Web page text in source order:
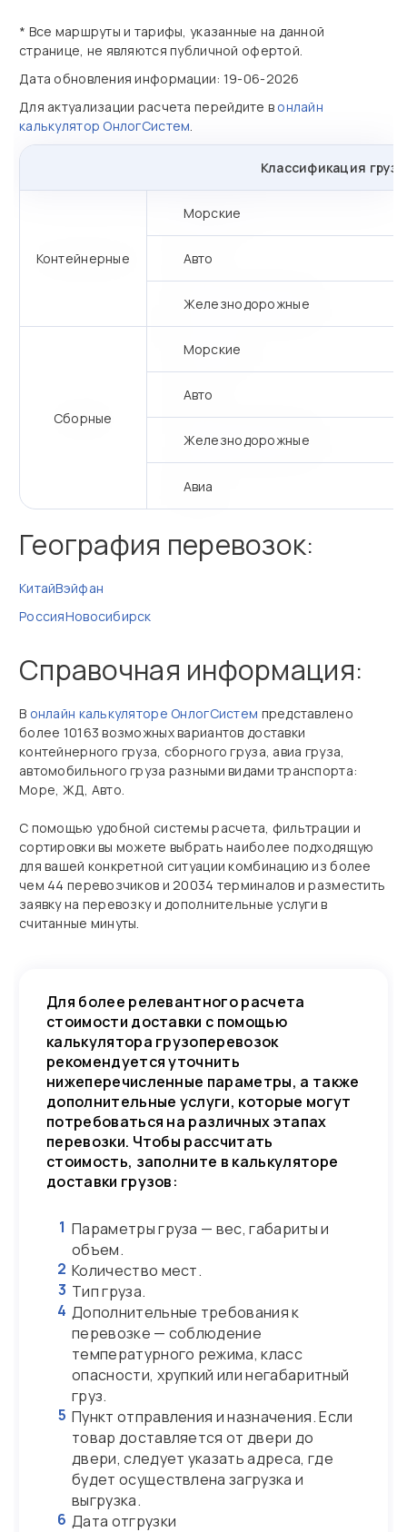
* Все маршруты и тарифы, указанные на данной
странице, не являются публичной офертой.
Дата обновления информации: 19-06-2026
Для актуализации расчета перейдите в онлайн
калькулятор ОнлогСистем.
Классификация
Контейнерные
Морские
Авто
Железнодорожные
Сборные
Морские
Авто
Железнодорожные
Авиа
География перевозок:
КитайВэйфан
РоссияНовосибирск
Справочная информация:
В онлайн калькуляторе ОнлогСистем представлено
более 10163 возможных вариантов доставки
контейнерного груза, сборного груза, авиа груза,
автомобильного груза разными видами транспорта:
Море, ЖД, Авто.
С помощью удобной системы расчета, фильтрации и
сортировки вы можете выбрать наиболее подходящую
для вашей конкретной ситуации комбинацию из более
чем 44 перевозчиков и 20034 терминалов и разместить
заявку на перевозку и дополнительные услуги в
считанные минуты.
Для более релевантного расчета
стоимости доставки с помощью
калькулятора грузоперевозок
рекомендуется уточнить
нижеперечисленные параметры, а также
дополнительные услуги, которые могут
потребоваться на различных этапах
перевозки. Чтобы рассчитать
стоимость, заполните в калькуляторе
доставки грузов:
1 Параметры груза — вес, габариты и
объем.
2 Количество мест.
3 Тип груза.
4 Дополнительные требования к
перевозке — соблюдение
температурного режима, класс
опасности, хрупкий или негабаритный
груз.
5 Пункт отправления и назначения. Если
товар доставляется от двери до
двери, следует указать адреса, где
будет осуществлена загрузка и
выгрузка.
6 Дата отгрузки